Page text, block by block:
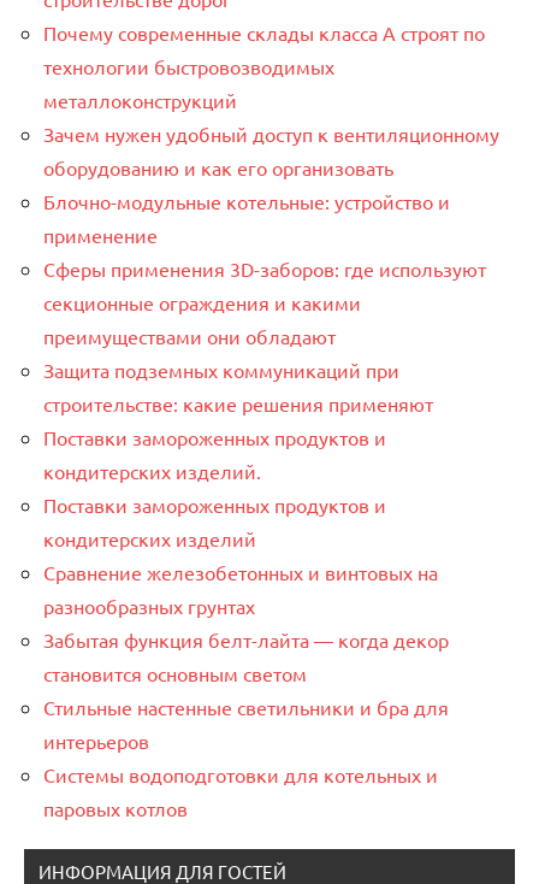
Почему современные склады класса А строят по
технологии быстровозводимых
металлоконструкций
Зачем нужен удобный доступ к вентиляционному
оборудованию и как его организовать
Блочно-модульные котельные: устройство и
применение
Сферы применения 3D-заборов: где используют
секционные ограждения и какими
преимуществами они обладают
Защита подземных коммуникаций при
строительстве: какие решения применяют
Поставки замороженных продуктов и
кондитерских изделий.
Поставки замороженных продуктов и
кондитерских изделий
Сравнение железобетонных и винтовых на
разнообразных грунтах
Забытая функция белт-лайта — когда декор
становится основным светом
Стильные настенные светильники и бра для
интерьеров
Системы водоподготовки для котельных и
паровых котлов
ИНФОРМАЦИЯ ДЛЯ ГОСТЕЙ